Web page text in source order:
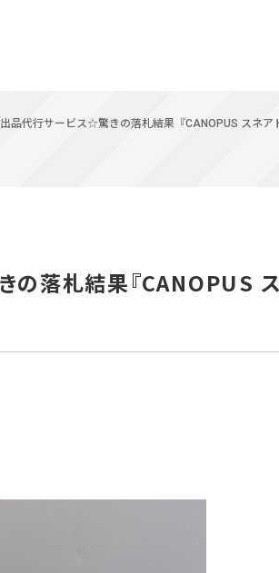
品代行サービス☆驚きの落札結果『CANOPUS スネア
落札結果『CANOPUS